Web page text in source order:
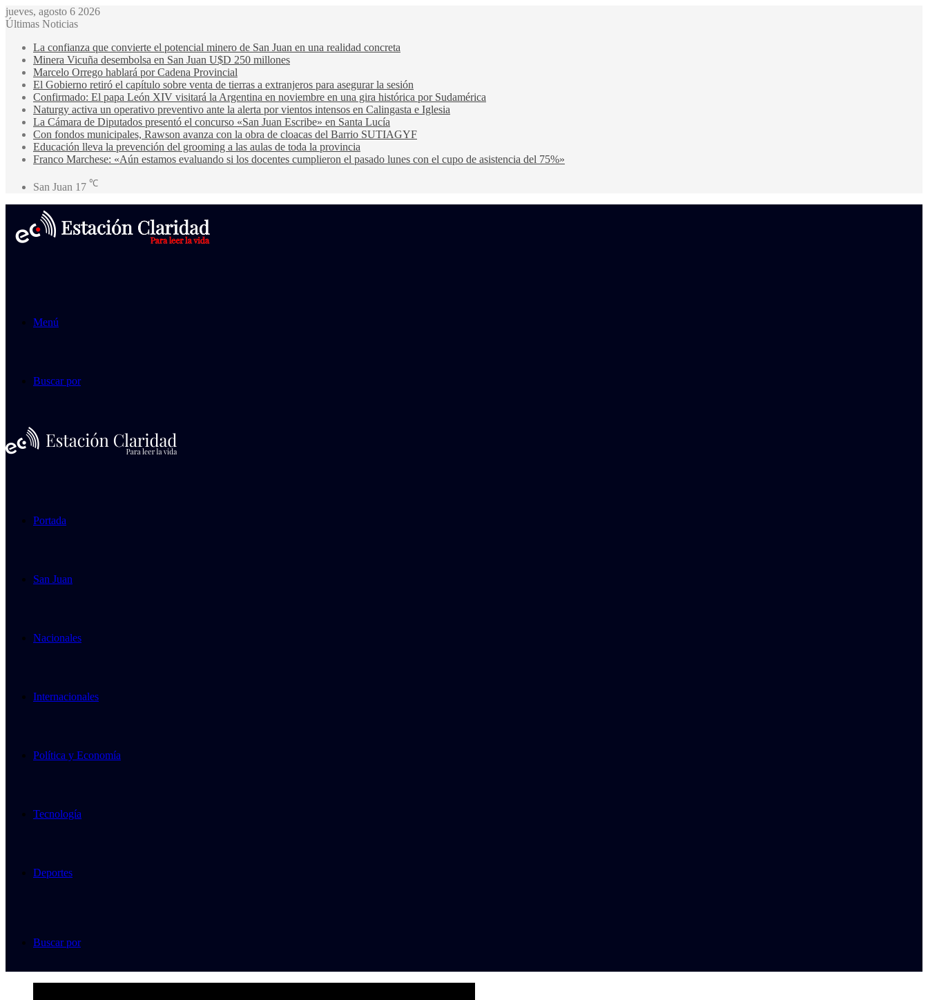
jueves, agosto 6 2026
Últimas Noticias
La confianza que convierte el potencial minero de San Juan en una realidad concreta
Minera Vicuña desembolsa en San Juan U$D 250 millones
Marcelo Orrego hablará por Cadena Provincial
El Gobierno retiró el capítulo sobre venta de tierras a extranjeros para asegurar la sesión
Confirmado: El papa León XIV visitará la Argentina en noviembre en una gira histórica por Sudamérica
Naturgy activa un operativo preventivo ante la alerta por vientos intensos en Calingasta e Iglesia
La Cámara de Diputados presentó el concurso «San Juan Escribe» en Santa Lucía
Con fondos municipales, Rawson avanza con la obra de cloacas del Barrio SUTIAGYF
Educación lleva la prevención del grooming a las aulas de toda la provincia
Franco Marchese: «Aún estamos evaluando si los docentes cumplieron el pasado lunes con el cupo de asistencia del 75%»
San Juan 17 ℃
Menú
Buscar por
Portada
San Juan
Nacionales
Internacionales
Política y Economía
Tecnología
Deportes
Buscar por